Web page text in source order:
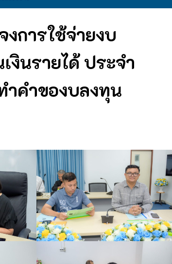
การใช้จ่ายงบ
นรายได้ ประจำ
คำของบลงทุน